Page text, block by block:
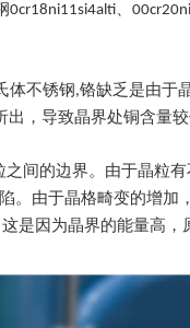
、
不锈钢,铬缺乏是由于
，导致晶界处铜含量较
间的边界。由于晶粒
。由于晶格畸变的增加
是因为晶界的能量高，